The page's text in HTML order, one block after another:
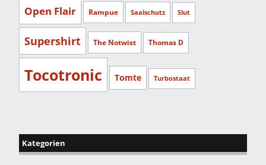
Open Flair Rampue Saalschutz Slut
Supershirt The Notwist Thomas D
Tocotronic Tomte Turbostaat
Kategorien